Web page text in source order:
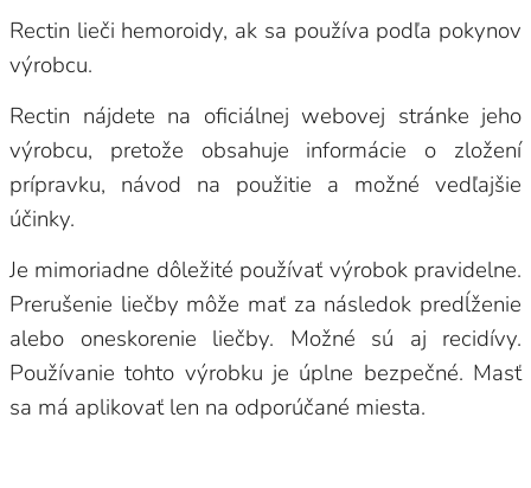
Rectin lieči hemoroidy, ak sa používa podľa pokynov
výrobcu.
Rectin nájdete na oficiálnej webovej stránke jeho
výrobcu, pretože obsahuje informácie o zložení
prípravku, návod na použitie a možné vedľajšie
účinky.
Je mimoriadne dôležité používať výrobok pravidelne.
Prerušenie liečby môže mať za následok predĺženie
alebo oneskorenie liečby. Možné sú aj recidívy.
Používanie tohto výrobku je úplne bezpečné. Masť
sa má aplikovať len na odporúčané miesta.